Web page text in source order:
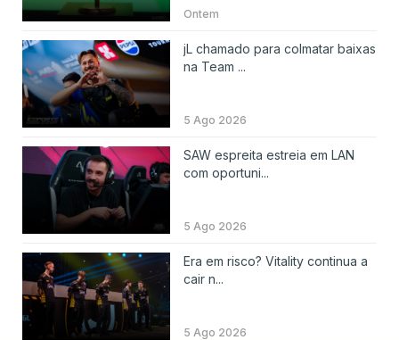
Ontem
jL chamado para colmatar baixas
na Team ...
5 Ago 2026
SAW espreita estreia em LAN
com oportuni...
5 Ago 2026
Era em risco? Vitality continua a
cair n...
5 Ago 2026